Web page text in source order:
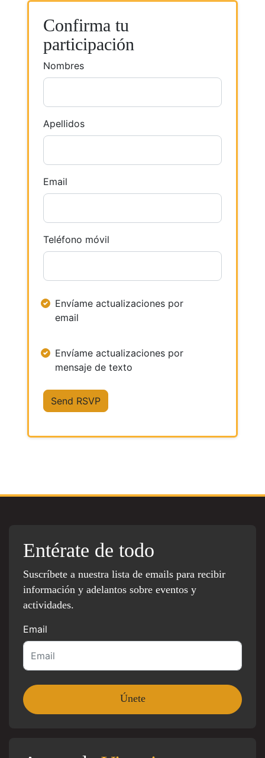
Confirma tu
participación
Nombres
Apellidos
Email
Teléfono móvil
Envíame actualizaciones por
email
Envíame actualizaciones por
mensaje de texto
Entérate de todo
Suscríbete a nuestra lista de emails para recibir
información y adelantos sobre eventos y
actividades.
Email